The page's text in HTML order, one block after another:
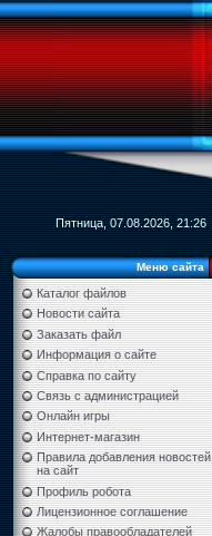
Пятница, 07.08.2026, 21:26
Меню сайта
Каталог файлов
Новости сайта
Заказать файл
Информация о сайте
Справка по сайту
Связь с администрацией
Онлайн игры
Интернет-магазин
Правила добавления новостей
на сайт
Профиль робота
Лицензионное соглашение
Жалобы правообладателей